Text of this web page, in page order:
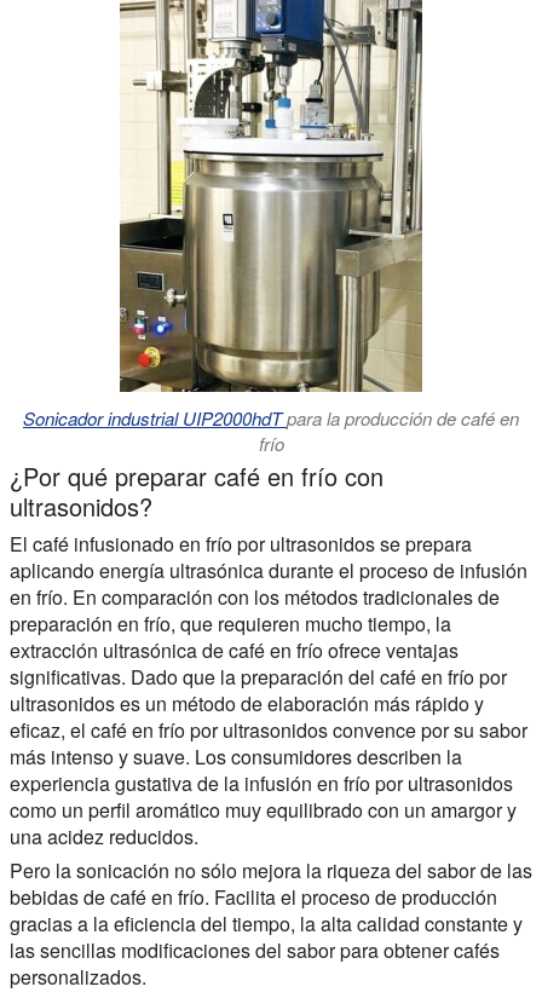
Sonicador industrial UIP2000hdTpara la producción de café en
frío
¿Por qué preparar café en frío con
ultrasonidos?
El café infusionado en frío por ultrasonidos se prepara
aplicando energía ultrasónica durante el proceso de infusión
en frío. En comparación con los métodos tradicionales de
preparación en frío, que requieren mucho tiempo, la
extracción ultrasónica de café en frío ofrece ventajas
significativas. Dado que la preparación del café en frío por
ultrasonidos es un método de elaboración más rápido y
eficaz, el café en frío por ultrasonidos convence por su sabor
más intenso y suave. Los consumidores describen la
experiencia gustativa de la infusión en frío por ultrasonidos
como un perfil aromático muy equilibrado con un amargor y
una acidez reducidos.
Pero la sonicación no sólo mejora la riqueza del sabor de las
bebidas de café en frío. Facilita el proceso de producción
gracias a la eficiencia del tiempo, la alta calidad constante y
las sencillas modificaciones del sabor para obtener cafés
personalizados.